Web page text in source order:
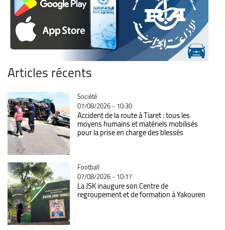
Articles récents
Catégorie
Société
07/08/2026 - 10:30
Accident de la route à Tiaret : tous les
moyens humains et matériels mobilisés
pour la prise en charge des blessés
Catégorie
Football
07/08/2026 - 10:17
La JSK inaugure son Centre de
regroupement et de formation à Yakouren